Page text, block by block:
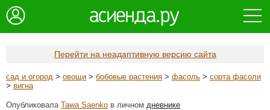
Перейти на неадаптивную версию сайта
сад и огород > овощи > бобовые растения > фасоль > сорта фасоли
> вигна
Опубликовала Tawa Saenko в личном дневнике